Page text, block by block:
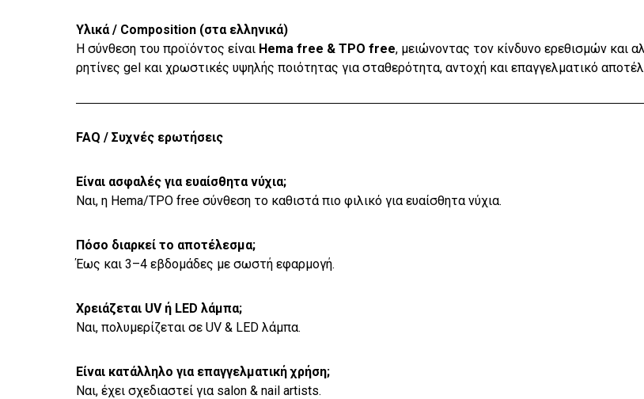
Υλικά / Composition (στα ελληνικά)
Η σύνθεση του προϊόντος είναι Hema free & TPO free, μειώνοντας τον κίνδυνο ερεθισμών και
ρητίνες gel και χρωστικές υψηλής ποιότητας για σταθερότητα, αντοχή και επαγγελματικό
FAQ / Συχνές ερωτήσεις
Είναι ασφαλές για ευαίσθητα νύχια;
Ναι, η Hema/TPO free σύνθεση το καθιστά πιο φιλικό για ευαίσθητα νύχια.
Πόσο διαρκεί το αποτέλεσμα;
Έως και 3–4 εβδομάδες με σωστή εφαρμογή.
Χρειάζεται UV ή LED λάμπα;
Ναι, πολυμερίζεται σε UV & LED λάμπα.
Είναι κατάλληλο για επαγγελματική χρήση;
Ναι, έχει σχεδιαστεί για salon & nail artists.